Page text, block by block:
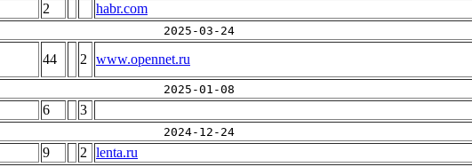
2
habr.com
2025-03-24
44 2 www.opennet.ru
2025-01-08
6 3
2024-12-24
9 2 lenta.ru